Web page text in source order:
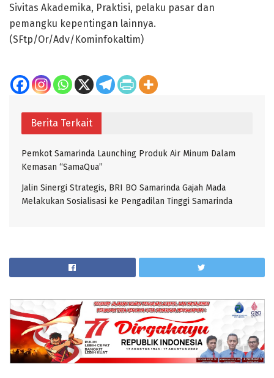
Sivitas Akademika, Praktisi, pelaku pasar dan
pemangku kepentingan lainnya.
(SFtp/Or/Adv/Kominfokaltim)
Berita Terkait
Pemkot Samarinda Launching Produk Air Minum Dalam
Kemasan “SamaQua”
Jalin Sinergi Strategis, BRI BO Samarinda Gajah Mada
Melakukan Sosialisasi ke Pengadilan Tinggi Samarinda